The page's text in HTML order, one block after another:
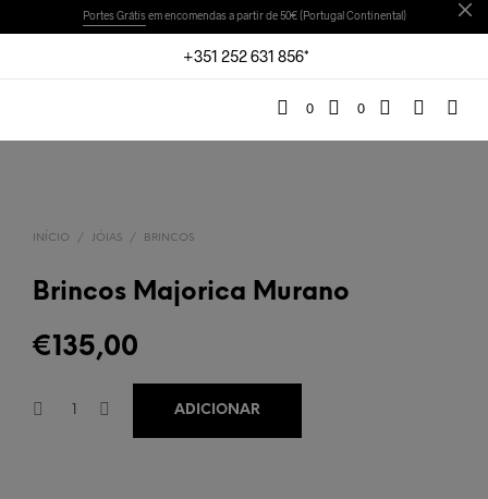
Portes Grátisem encomendas a partir de 50€ (Portugal Continental)
+351 252 631 856*
0 0
INÍCIO / JÓIAS / BRINCOS
Brincos Majorica Murano
€135,00
ADICIONAR